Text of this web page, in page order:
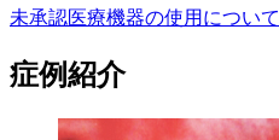
未承認医療機器の使用について
症例紹介